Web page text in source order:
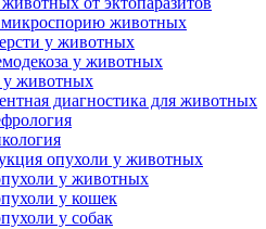
животных
у животных
у животных
у животных
диагностика для животных
опухоли у животных
у животных
у кошек
у собак